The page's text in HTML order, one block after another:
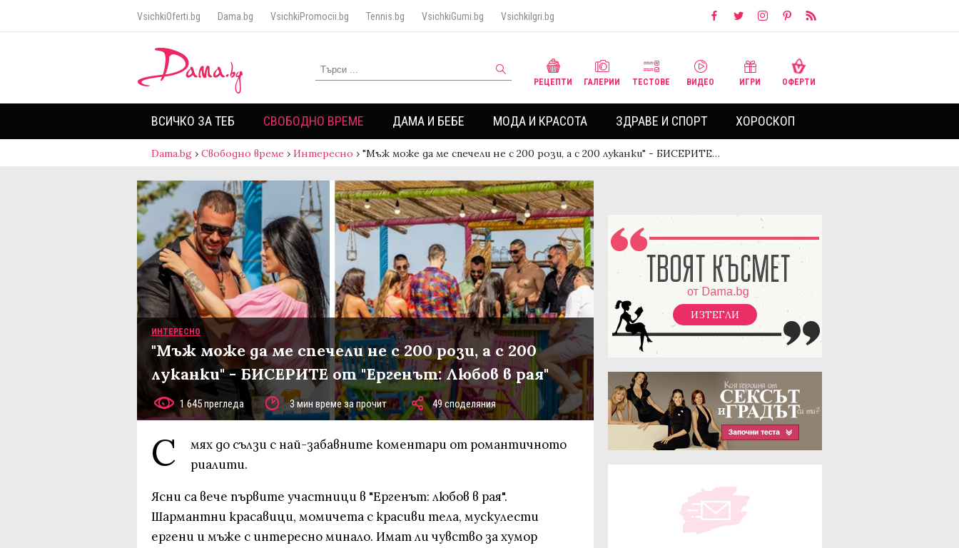
VsichkiOferti.bg Dama.bg VsichkiPromocii.bg Tennis.bg VsichkiGumi.bg VsichkiIgri.bg
РЕЦЕПТИ ГАЛЕРИИ ТЕСТОВЕ ВИДЕО ИГРИ ОФЕРТИ
ВСИЧКО ЗА ТЕБ СВОБОДНО ВРЕМЕ ДАМА И БЕБЕ МОДА И КРАСОТА ЗДРАВЕ И СПОРТ ХОРОСКОП
Dama.bg › Свободно време › Интересно › "Мъж може да ме спечели не с 200 рози, а с 200 луканки" - БИСЕРИТЕ…
ИНТЕРЕСНО
"Мъж може да ме спечели не с 200 рози, а с 200
луканки" - БИСЕРИТЕ от "Ергенът: Любов в рая"
1 645 прегледа 3 мин време за прочит 49 споделяния
С
мях до сълзи с най-забавните коментари от романтичното
риалити.
Ясни са вече първите участници в "Ергенът: любов в рая".
Шармантни красавици, момичета с красиви тела, мускулести
ергени и мъже с интересно минало. Имат ли чувство за хумор
ИЗТЕГЛИ